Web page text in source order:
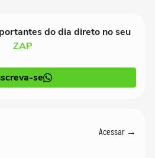
do dia direto no seu
ZAP
se
Acessar →